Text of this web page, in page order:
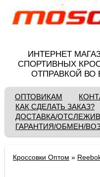
ИНТЕРНЕТ
СПОРТИВНЫХ
ОТПРАВКОЙ ВО
ОПТОВИКАМ
КАК СДЕЛАТЬ ЗАКАЗ?
ДОСТАВКА/
ГАРАНТИЯ/ОБМЕН/
Кроссовки Оптом »